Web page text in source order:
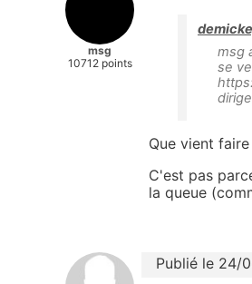
msg
10712 points
msg
se
Que vient
C'est pas
la queue
Publié le 24/